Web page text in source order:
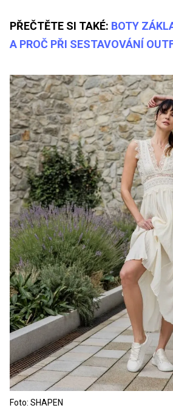
PŘEČTĚTE SI TAKÉ: BOTY
A PROČ PŘI SESTAVOVÁNÍ
Foto: SHAPEN